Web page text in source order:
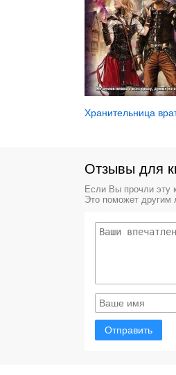
Хранительница
Отзывы для
Если Вы прочли эту
Это поможет другим
Отправить